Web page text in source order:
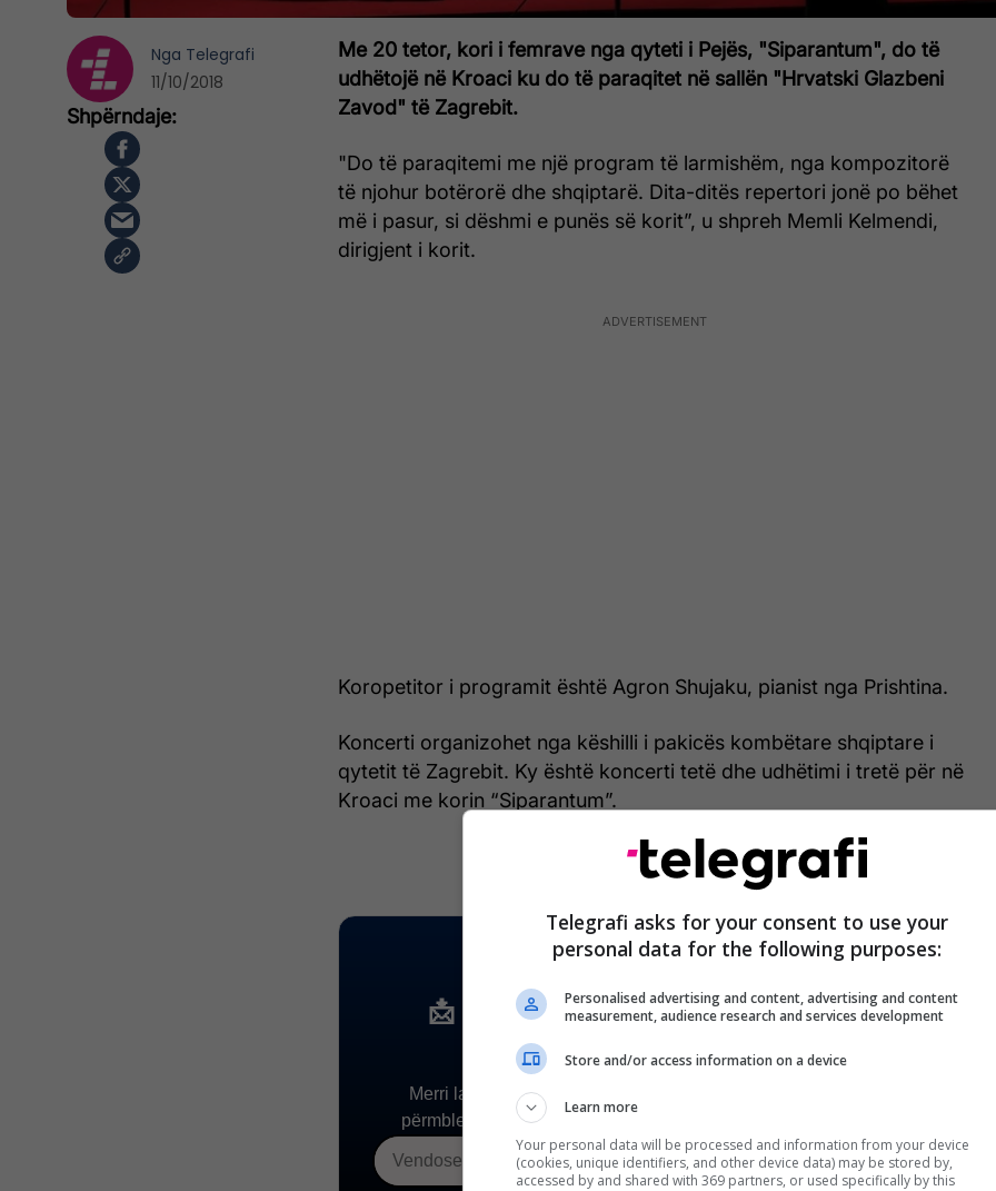
Me 20 tetor, kori i femrave nga qyteti i Pejës, "Siparantum", do të
udhëtojë në Kroaci ku do të paraqitet në sallën "Hrvatski Glazbeni
Zavod" të Zagrebit.
"Do të paraqitemi me një program të larmishëm, nga kompozitorë
të njohur botërorë dhe shqiptarë. Dita-ditës repertori jonë po bëhet
më i pasur, si dëshmi e punës së korit”, u shpreh Memli Kelmendi,
dirigjent i korit.
Koropetitor i programit është Agron Shujaku, pianist nga Prishtina.
Koncerti organizohet nga këshilli i pakicës kombëtare shqiptare i
qytetit të Zagrebit. Ky është koncerti tetë dhe udhëtimi i tretë për në
Kroaci me korin “Siparantum”.
Nga Telegrafi
11/10/2018
Telegrafi asks for your consent to use your
personal data for the following purposes:
Personalised advertising and content, advertising and content
measurement, audience research and services development
Store and/or access information on a device
Learn more
Your personal data will be processed and information from your device
(cookies, unique identifiers, and other device data) may be stored by,
accessed by and shared with 369 partners, or used specifically by this